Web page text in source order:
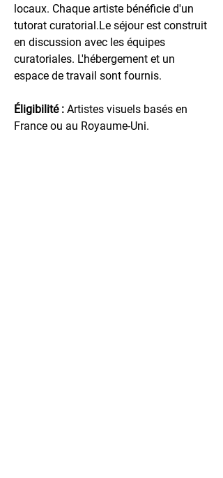
locaux. Chaque artiste bénéficie d'un
tutorat curatorial.Le séjour est construit
en discussion avec les équipes
curatoriales. L'hébergement et un
espace de travail sont fournis.
Éligibilité : Artistes visuels basés en
France ou au Royaume-Uni.